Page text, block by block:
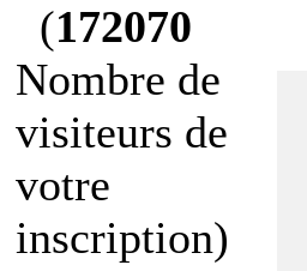
(172070
Nombre de
visiteurs de
votre
inscription)